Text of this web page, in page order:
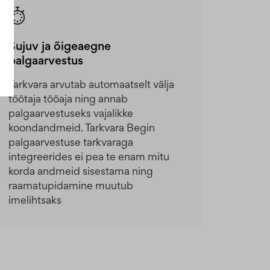
Sujuv ja õigeaegne
palgaarvestus
Tarkvara arvutab automaatselt välja
töötaja tööaja ning annab
palgaarvestuseks vajalikke
koondandmeid. Tarkvara Begin
palgaarvestuse tarkvaraga
integreerides ei pea te enam mitu
korda andmeid sisestama ning
raamatupidamine muutub
imelihtsaks